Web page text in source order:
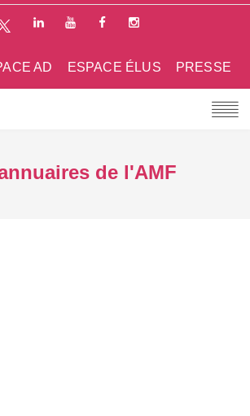
PRESSE
ESPACE ÉLUS
AD
de l'AMF